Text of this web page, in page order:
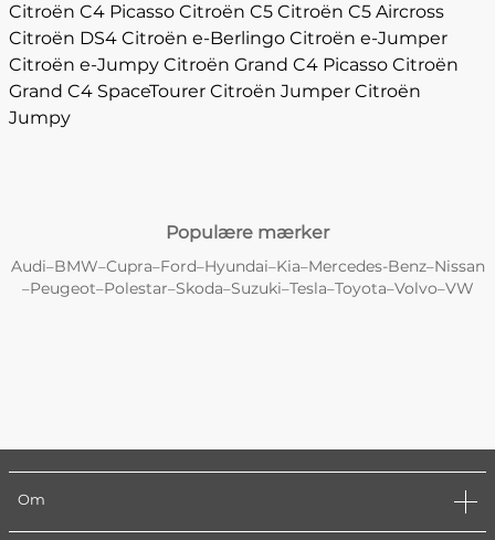
Citroën C4 Picasso Citroën C5 Citroën C5 Aircross
Citroën DS4 Citroën e-Berlingo Citroën e-Jumper
Citroën e-Jumpy Citroën Grand C4 Picasso Citroën
Grand C4 SpaceTourer Citroën Jumper Citroën
Jumpy
Populære mærker
Audi–BMW–Cupra–Ford–Hyundai–Kia–Mercedes-Benz–Nissan
–Peugeot–Polestar–Skoda–Suzuki–Tesla–Toyota–Volvo–VW
Om